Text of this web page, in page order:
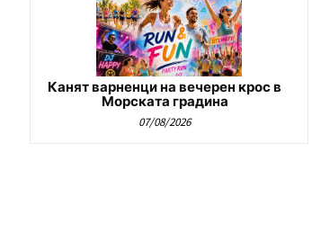
Канят варненци на вечерен крос в
Морската градина
07/08/2026